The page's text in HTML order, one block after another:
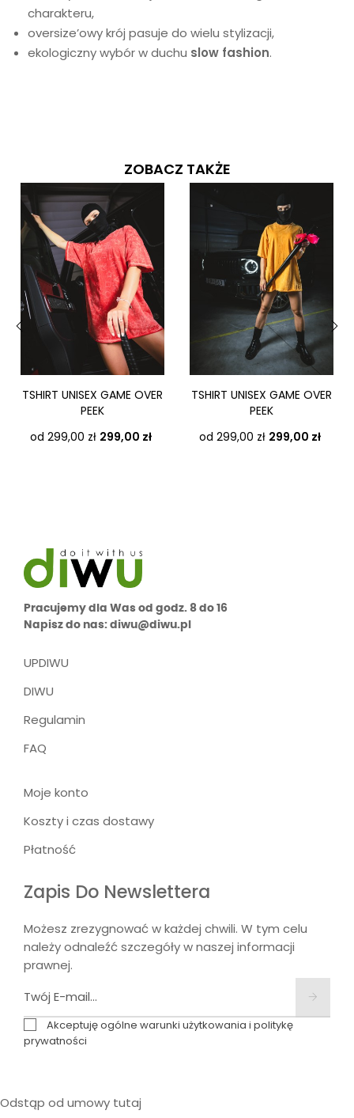
charakteru,
oversize’owy krój pasuje do wielu stylizacji,
ekologiczny wybór w duchu slow fashion.
ZOBACZ TAKŻE
TSHIRT UNISEX GAME OVER
PEEK
od 299,00 zł Cena
299,00 zł
TSHIRT UNISEX GAME OVER
PEEK
od 299,00 zł Cena
299,00 zł
Pracujemy dla Was od godz. 8 do 16
Napisz do nas: diwu@diwu.pl
UPDIWU
DIWU
Regulamin
FAQ
Moje konto
Koszty i czas dostawy
Płatność
Zapis Do Newslettera
Możesz zrezygnować w każdej chwili. W tym celu
należy odnaleźć szczegóły w naszej informacji
prawnej.
Akceptuję ogólne warunki użytkowania i politykę
prywatności
Odstąp od umowy tutaj